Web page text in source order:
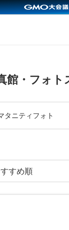
館・フォト
タニティフォト